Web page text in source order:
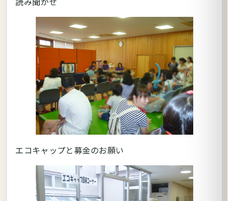
エコキャップと募金のお願い